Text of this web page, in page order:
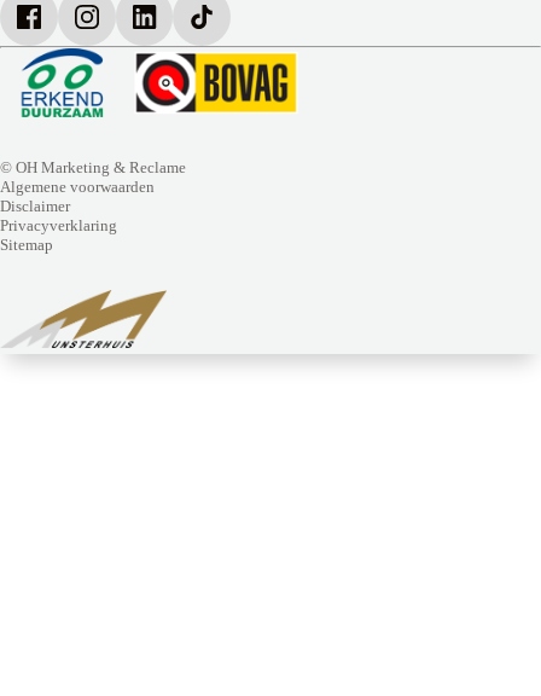
© OH Marketing & Reclame
Algemene voorwaarden
Disclaimer
Privacyverklaring
Sitemap